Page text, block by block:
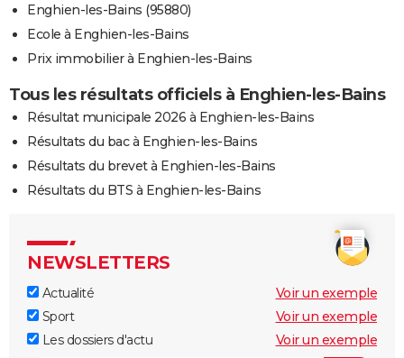
Enghien-les-Bains (95880)
Ecole à Enghien-les-Bains
Prix immobilier à Enghien-les-Bains
Tous les résultats officiels à Enghien-les-Bains
Résultat municipale 2026 à Enghien-les-Bains
Résultats du bac à Enghien-les-Bains
Résultats du brevet à Enghien-les-Bains
Résultats du BTS à Enghien-les-Bains
NEWSLETTERS
Actualité
Voir un exemple
Sport
Voir un exemple
Les dossiers d'actu
Voir un exemple